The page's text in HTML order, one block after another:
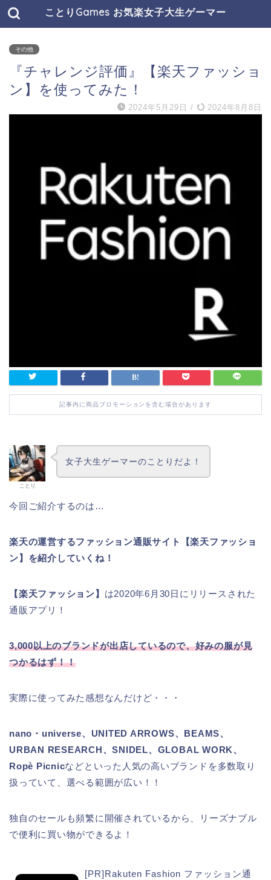
ことりGames お気楽女子大生ゲーマー
その他
『チャレンジ評価』【楽天ファッショ
ン】を使ってみた！
2024年5月29日 / 2024年8月8日
記事内に商品プロモーションを含む場合があります
ことり
女子大生ゲーマーのことりだよ！
今回ご紹介するのは…
楽天の運営するファッション通販サイト【楽天ファッショ
ン】を紹介していくね！
【楽天ファッション】 は2020年6月30日にリリースされた
通販アプリ！
3,000以上のブランドが出店しているので、好みの服が見
つかるはず！！
実際に使ってみた感想なんだけど・・・
nano・universe、UNITED ARROWS、BEAMS、
URBAN RESEARCH、SNIDEL、GLOBAL WORK、
Ropè Picnicなどといった人気の高いブランドを多数取り
扱っていて、選べる範囲が広い！！
独自のセールも頻繁に開催されているから、リーズナブル
で便利に買い物ができるよ！
[PR]Rakuten Fashion ファッション通